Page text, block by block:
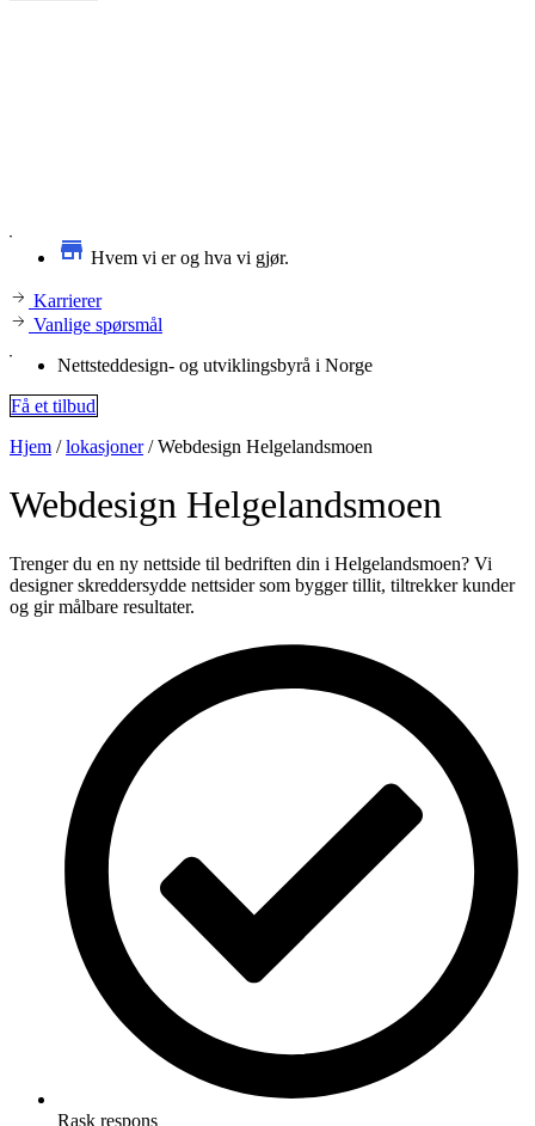
Hvem vi er og hva vi gjør.
Karrierer
Vanlige spørsmål
Nettsteddesign- og utviklingsbyrå i Norge
Få et tilbud
Hjem /lokasjoner/Webdesign Helgelandsmoen
Webdesign Helgelandsmoen
Trenger du en ny nettside til bedriften din i Helgelandsmoen? Vi
designer skreddersydde nettsider som bygger tillit, tiltrekker kunder
og gir målbare resultater.
Rask respons